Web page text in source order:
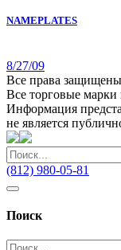
NAMEPLATES
8/27/09
Все права
Все торговые
Информация
не является
(812) 980-05-81
Поиск